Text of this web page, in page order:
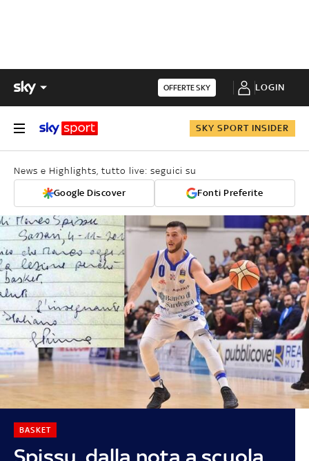
OFFERTE SKY LOGIN
SKY SPORT INSIDER
News e Highlights, tutto live: seguici su
Google Discover Fonti Preferite
BASKET